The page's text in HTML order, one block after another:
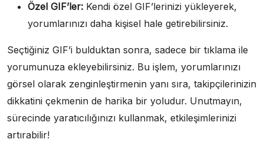
Özel GIF’ler: Kendi özel GIF’lerinizi yükleyerek,
yorumlarınızı daha kişisel hale getirebilirsiniz.
Seçtiğiniz GIF’i bulduktan sonra, sadece bir tıklama ile
yorumunuza ekleyebilirsiniz. Bu işlem, yorumlarınızı
görsel olarak zenginleştirmenin yanı sıra, takipçilerinizin
dikkatini çekmenin de harika bir yoludur. Unutmayın,
sürecinde yaratıcılığınızı kullanmak, etkileşimlerinizi
artırabilir!